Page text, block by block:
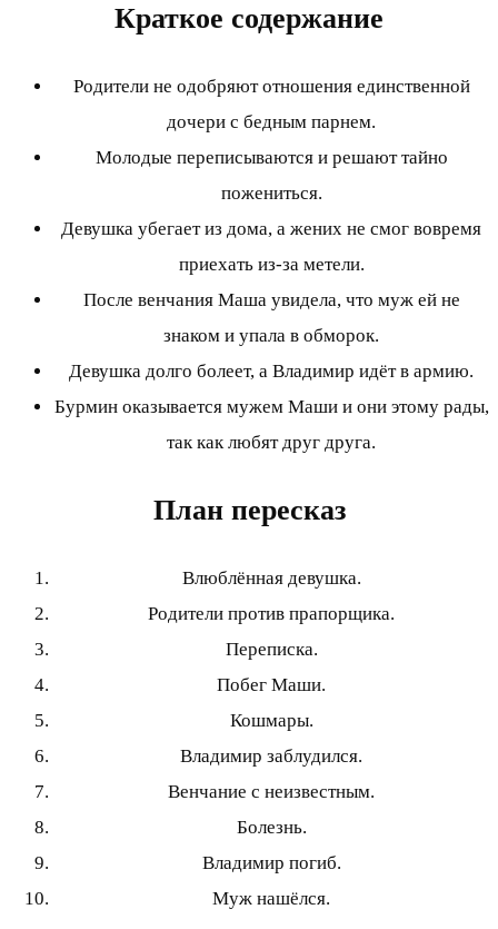
Краткое содержание
Родители не одобряют отношения единственной
дочери с бедным парнем.
Молодые переписываются и решают тайно
пожениться.
Девушка убегает из дома, а жених не смог вовремя
приехать из-за метели.
После венчания Маша увидела, что муж ей не
знаком и упала в обморок.
Девушка долго болеет, а Владимир идёт в армию.
Бурмин оказывается мужем Маши и они этому рады,
так как любят друг друга.
План пересказ
Влюблённая девушка.
Родители против прапорщика.
Переписка.
Побег Маши.
Кошмары.
Владимир заблудился.
Венчание с неизвестным.
Болезнь.
Владимир погиб.
Муж нашёлся.